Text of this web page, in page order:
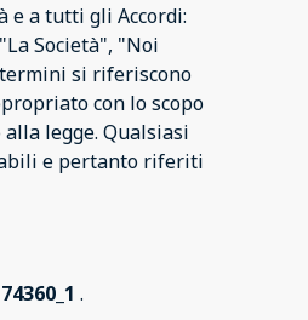
e a tutti gli Accordi:
Società", "Noi
termini si riferiscono
con lo scopo
legge. Qualsiasi
e pertanto riferiti
74360_1 .